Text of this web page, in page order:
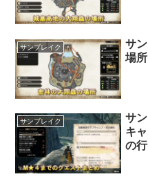
サンブレイク
サ
場所
サンブレイク
サ
キ
の